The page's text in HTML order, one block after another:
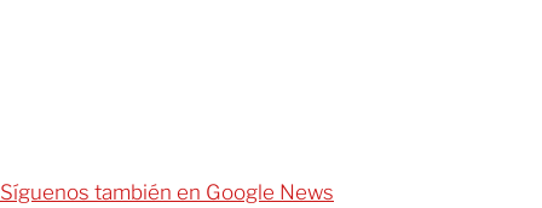
Síguenos también en Google News